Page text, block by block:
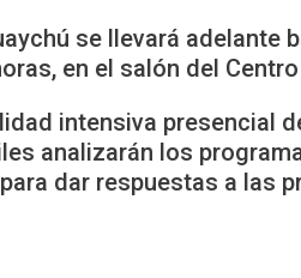
se llevará adelante
en el salón del
intensiva presencial
analizarán los
dar respuestas a las